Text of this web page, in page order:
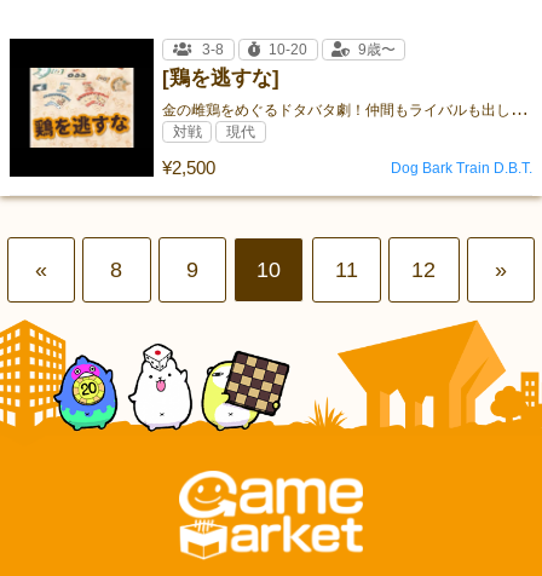
[鶏を逃すな]
金
の雌鶏をめぐるドタバタ劇！仲間もライバルも出し抜いて、富を独り占めしよう！
¥2,500
3-8 10-20 9歳〜
対戦 現代
Dog Bark Train D.B.T.
« 8 9 10 11 12 »